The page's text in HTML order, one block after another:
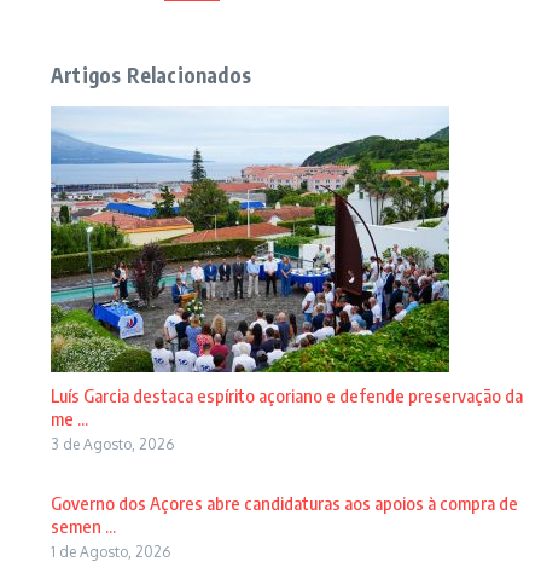
Artigos Relacionados
Luís Garcia destaca espírito açoriano e defende preservação da
me ...
3 de Agosto, 2026
Governo dos Açores abre candidaturas aos apoios à compra de
semen ...
1 de Agosto, 2026